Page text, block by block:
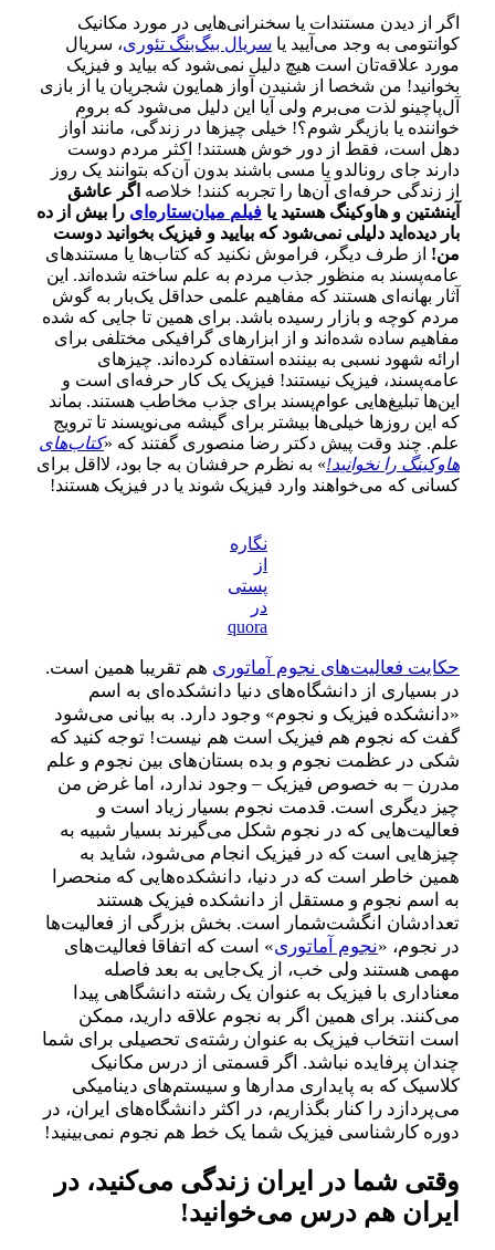
اگر از دیدن مستندات یا سخنرانی‌هایی در مورد مکانیک
کوانتومی به وجد می‌آیید یا سریال بیگ‌بنگ تئوری، سریال
مورد علاقه‌تان است هیچ دلیل نمی‌شود که بیاید و فیزیک
بخوانید! من شخصا از شنیدن آواز همایون شجریان یا از بازی
آل‌پاچینو لذت می‌برم ولی آیا این دلیل می‌شود که بروم
خواننده یا بازیگر شوم؟! خیلی چیزها در زندگی، مانند آواز
دهل است، فقط از دور خوش هستند! اکثر مردم دوست
دارند جای رونالدو یا مسی باشند بدون آن‌که بتوانند یک روز
از زندگی حرفه‌ای آن‌ها را تجربه کنند! خلاصه اگر عاشق
آینشتین و هاوکینگ هستید یا فیلم میان‌ستاره‌ای را بیش از ده
بار دیده‌اید دلیلی نمی‌شود که بیایید و فیزیک بخوانید دوست
من! از طرف دیگر، فراموش نکنید که کتاب‌ها یا مستندهای
عامه‌پسند به منظور جذب مردم به علم ساخته شده‌اند. این
آثار بهانه‌ای هستند که مفاهیم علمی حداقل یک‌بار به گوش
مردم کوچه و بازار رسیده باشد. برای همین تا جایی که شده
مفاهیم ساده شده‌اند و از ابزارهای گرافیکی مختلفی برای
ارائه شهود نسبی به بیننده استفاده کرده‌اند. چیزهای
عامه‌پسند، فیزیک نیستند! فیزیک یک کار حرفه‌ای است و
این‌ها تبلیغ‌هایی عوام‌پسند برای جذب مخاطب هستند. بماند
که این روزها خیلی‌ها بیشتر برای گیشه می‌نویسند تا ترویج
علم. چند وقت پیش دکتر رضا منصوری گفتند که «کتاب‌های
هاوکینگ را نخوانید!» به نظرم حرفشان به جا بود، لااقل برای
کسانی که می‌خواهند وارد فیزیک شوند یا در فیزیک هستند!
نگاره
از
پستی
در
quora
حکایت فعالیت‌های نجوم آماتوری هم تقریبا همین است.
در بسیاری از دانشگاه‌های دنیا دانشکده‌‌ای به اسم
«دانشکده فیزیک و نجوم» وجود دارد. به بیانی می‌شود
گفت که نجوم هم فیزیک است هم نیست! توجه کنید که
شکی در عظمت نجوم و بده بستان‌های بین نجوم و علم
مدرن – به خصوص فیزیک – وجود ندارد، اما غرض من
چیز دیگری است. قدمت نجوم بسیار زیاد است و
فعالیت‌هایی که در نجوم شکل می‌گیرند بسیار شبیه به
چیزهایی است که در فیزیک انجام می‌شود، شاید به
همین خاطر است که در دنیا، دانشکده‌هایی که منحصرا
به اسم نجوم و مستقل از دانشکده فیزیک هستند
تعدادشان انگشت‌شمار است. بخش بزرگی از فعالیت‌ها
در نجوم، «نجوم آماتوری» است که اتفاقا فعالیت‌های
مهمی هستند ولی خب، از یک‌جایی به بعد فاصله
معناداری با فیزیک به عنوان یک رشته دانشگاهی پیدا
می‌کنند. برای همین اگر به نجوم علاقه دارید، ممکن
است انتخاب فیزیک به عنوان رشته‌‌ی تحصیلی برای شما
چندان پرفایده نباشد. اگر قسمتی از درس مکانیک
کلاسیک که به پایداری مدارها و سیستم‌های دینامیکی
می‌پردازد را کنار بگذاریم، در اکثر دانشگاه‌های ایران، در
دوره کارشناسی فیزیک شما یک خط هم نجوم نمی‌بینید!
وقتی شما در ایران زندگی می‌کنید، در
ایران هم درس می‌خوانید!